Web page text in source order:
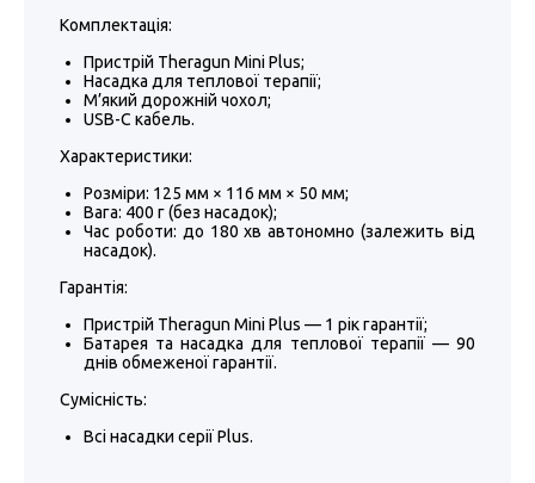
Комплектація:
Пристрій Theragun Mini Plus;
Насадка для теплової терапії;
М’який дорожній чохол;
USB-C кабель.
Характеристики:
Розміри: 125 мм × 116 мм × 50 мм;
Вага: 400 г (без насадок);
Час роботи: до 180 хв автономно (залежить від
насадок).
Гарантія:
Пристрій Theragun Mini Plus — 1 рік гарантії;
Батарея та насадка для теплової терапії — 90
днів обмеженої гарантії.
Сумісність:
Всі насадки серії Plus.